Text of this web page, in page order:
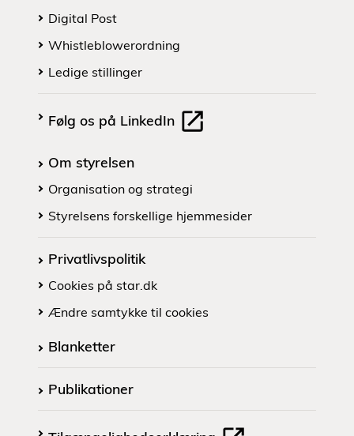
Digital Post
Whistleblowerordning
Ledige stillinger
Følg os på LinkedIn
Om styrelsen
Organisation og strategi
Styrelsens forskellige hjemmesider
Privatlivspolitik
Cookies på star.dk
Ændre samtykke til cookies
Blanketter
Publikationer